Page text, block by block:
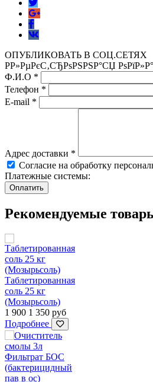
ОПУБЛИКОВАТЬ В СОЦ.СЕТЯХ
Р­Р»РµРєС‚СЂРѕРЅРЅР°СЏ
Ф.И.О *
Телефон *
E-mail *
Адрес доставки *
Согласие на обработку
Платежные системы:
Рекомендуемые
Таблетированная
соль 25 кг
(Мозырьсоль)
1 900 1 350 руб
Подробнее